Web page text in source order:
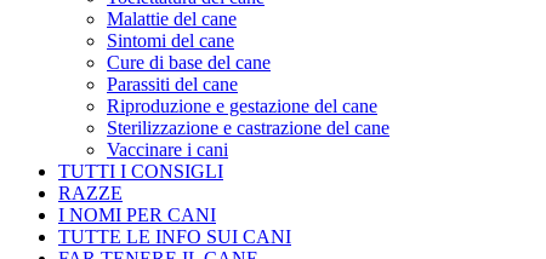
Malattie del cane
Sintomi del cane
Cure di base del cane
Parassiti del cane
Riproduzione e gestazione del cane
Sterilizzazione e castrazione del cane
Vaccinare i cani
TUTTI I CONSIGLI
RAZZE
I NOMI PER CANI
TUTTE LE INFO SUI CANI